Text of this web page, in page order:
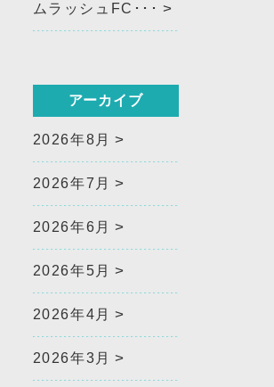
ムラッシュFC･･･
アーカイブ
2026年8月
2026年7月
2026年6月
2026年5月
2026年4月
2026年3月